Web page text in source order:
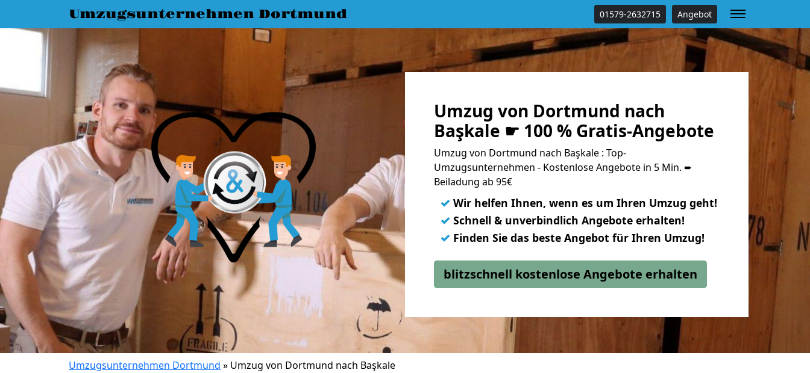
Umzugsunternehmen Dortmund 01579-2632715 Angebot
Umzug von Dortmund nach
Başkale ☛ 100 % Gratis-Angebote
Umzug von Dortmund nach Başkale : Top-
Umzugsunternehmen - Kostenlose Angebote in 5 Min. ➨
Beiladung ab 95€
✓ Wir helfen Ihnen, wenn es um Ihren Umzug geht!
✓ Schnell & unverbindlich Angebote erhalten!
✓ Finden Sie das beste Angebot für Ihren Umzug!
blitzschnell kostenlose Angebote erhalten
Umzugsunternehmen Dortmund » Umzug von Dortmund nach Başkale